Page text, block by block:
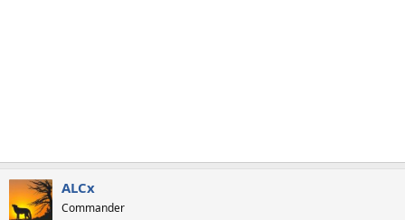
ALCx
Commander